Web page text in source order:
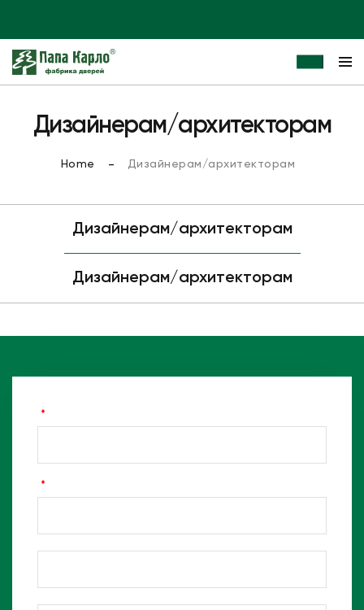
Дизайнерам/архитекторам
Home Дизайнерам/архитекторам
Дизайнерам/архитекторам
Дизайнерам/архитекторам
*
*